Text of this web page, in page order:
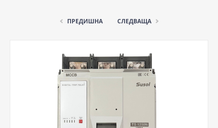
ПРЕДИШНА СЛЕДВАЩА